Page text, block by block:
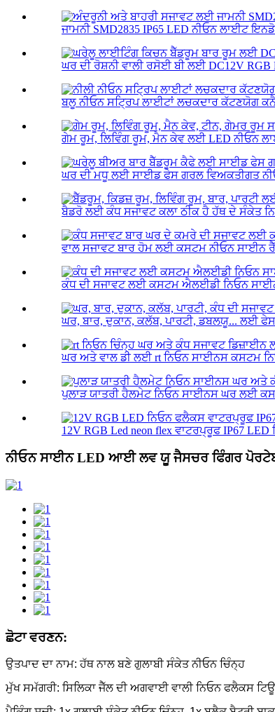
ਜਾਮਨੀ SMD2835 IP65 LED ਨੀਓਨ ਲਾਈਟ
ਘਰ ਦੀ ਰੋਸ਼ਨੀ ਵਾਲੀ ਰਸੋਈ ਬੀ ਲਈ DC12V
ਬਲੂ ਨੀਓਨ ਸਟ੍ਰਿਪ ਲਾਈਟਾਂ ਲਚਕਦਾਰ ਕੱਟਣਯੋਗ
ਗੇਮ ਰੂਮ, ਲਿਵਿੰਗ ਰੂਮ, ਮੈਨ ਕੇਵ ਲਈ LED ਨੀਓਨ
ਘਰ ਦੀ ਮਧੂ ਲਈ ਸਾਈਡ ਫੇਸ ਗਰਲ ਵਿਅਕਤੀਗਤ
ਬੈਡਰੋ ਲਈ ਕੰਧ ਸਜਾਵਟ ਕਲਾ ਠੀਕ ਹੈ ਹੱਥ ਦੇ ਸੰਕੇਤ
ਵਾਲ ਸਜਾਵਟ ਬਾਰ ਹੋਮ ਲਈ ਕਸਟਮ ਨੀਓਨ ਸਾਈਨ
ਕੰਧ ਦੀ ਸਜਾਵਟ ਲਈ ਕਸਟਮ ਐਲਈਡੀ ਨਿਓਨ
ਘਰ, ਬਾਰ, ਦੁਕਾਨ, ਕਲੱਬ, ਪਾਰਟੀ, ਡਬਲਯੂ... ਲਈ
ਘਰ ਅਤੇ ਵਾਲ ਡੀ ਲਈ rt ਨਿਓਨ ਸਾਈਨਸ ਕਸਟਮ
ਪੁਲਾੜ ਯਾਤਰੀ ਹੈਲਮੇਟ ਨਿਓਨ ਸਾਈਨਸ ਘਰ ਲਈ
12V RGB Led neon flex ਵਾਟਰਪ੍ਰੂਫ IP67
ਨੀਓਨ ਸਾਈਨ LED ਆਈ ਲਵ ਯੂ ਜੈਸਚਰ ਫਿੰਗਰ
ਛੋਟਾ ਵਰਣਨ:
ਉਤਪਾਦ ਦਾ ਨਾਮ: ਹੱਥ ਨਾਲ ਬਣੇ ਗੁਲਾਬੀ ਸੰਕੇਤ ਨੀਓਨ ਚਿੰਨ੍ਹ
ਮੁੱਖ ਸਮੱਗਰੀ: ਸਿਲਿਕਾ ਜੈੱਲ ਦੀ ਅਗਵਾਈ ਵਾਲੀ ਨਿਓਨ ਫਲੈਕਸ